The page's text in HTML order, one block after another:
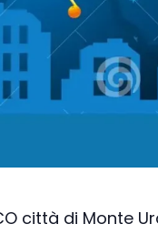
città di Monte